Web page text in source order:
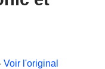
Voir l'original